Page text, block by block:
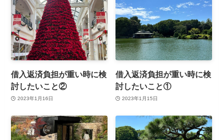
借入返済負担が重い時に検
討したいこと②
2023年1月16日
借入返済負担が重い時に検
討したいこと①
2023年1月15日